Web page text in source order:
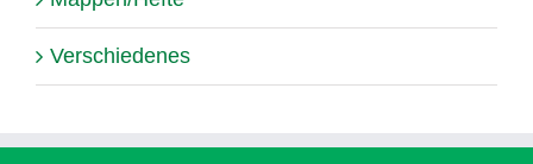
Verschiedenes